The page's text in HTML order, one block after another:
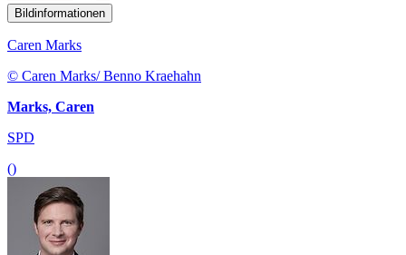
Bildinformationen
Caren Marks
© Caren Marks/ Benno Kraehahn
Marks, Caren
SPD
()